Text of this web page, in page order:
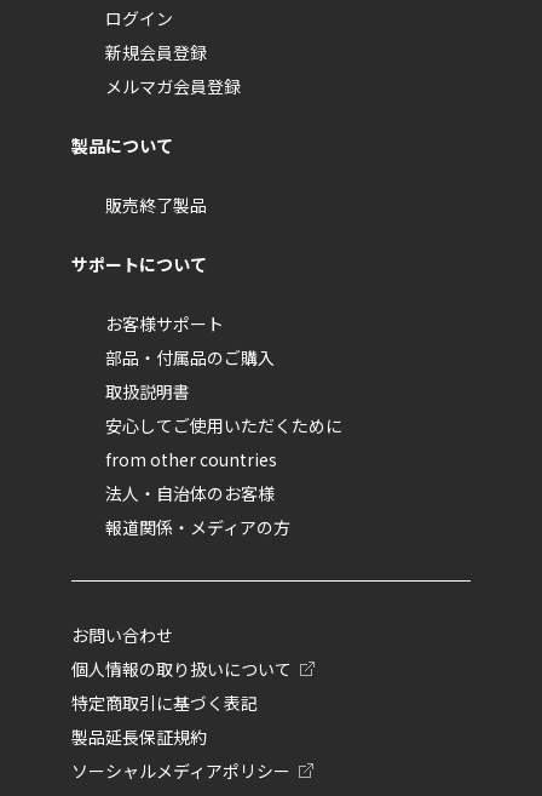
ログイン
新規会員登録
メルマガ会員登録
製品について
販売終了製品
サポートについて
お客様サポート
部品・付属品のご購入
取扱説明書
安心してご使用いただくために
from other countries
法人・自治体のお客様
報道関係・メディアの方
お問い合わせ
個人情報の取り扱いについて
特定商取引に基づく表記
製品延長保証規約
ソーシャルメディアポリシー